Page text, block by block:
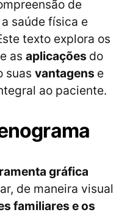
de
saúde física e
texto explora os
as aplicações do
suas vantagens e
ao paciente.
gráfica
de maneira visual
familiares e os